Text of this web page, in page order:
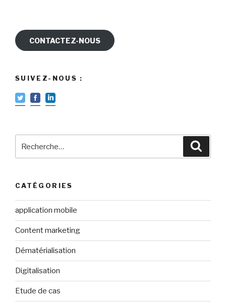
CONTACTEZ-NOUS
SUIVEZ-NOUS :
CATÉGORIES
application mobile
Content marketing
Dématérialisation
Digitalisation
Etude de cas